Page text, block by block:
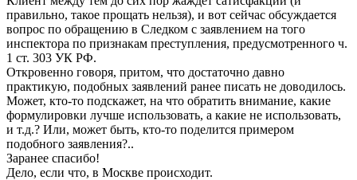
правильно, такое прощать нельзя), и вот сейчас обсуждается
вопрос по обращению в Следком с заявлением на того
инспектора по признакам преступления, предусмотренного ч.
1 ст. 303 УК РФ.
Откровенно говоря, притом, что достаточно давно
практикую, подобных заявлений ранее писать не доводилось.
Может, кто-то подскажет, на что обратить внимание, какие
формулировки лучше использовать, а какие не использовать,
и т.д.? Или, может быть, кто-то поделится примером
подобного заявления?..
Заранее спасибо!
Дело, если что, в Москве происходит.